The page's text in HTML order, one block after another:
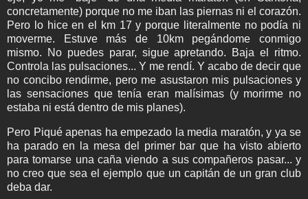
concretamente) porque no me iban las piernas ni el corazón.
Pero lo hice en el km 17 y porque literalmente no podía ni
moverme. Estuve más de 10km pegándome conmigo
mismo. No puedes parar, sigue apretando. Baja el ritmo.
Controla las pulsaciones... Y me rendí. Y acabo de decir que
no concibo rendirme, pero me asustaron mis pulsaciones y
las sensaciones que tenía eran malísimas (y morirme no
estaba ni está dentro de mis planes).
Pero Piqué apenas ha empezado la media maratón, y ya se
ha parado en la mesa del primer bar que ha visto abierto
para tomarse una caña viendo a sus compañeros pasar... y
no creo que sea el ejemplo que un capitán de un gran club
deba dar.